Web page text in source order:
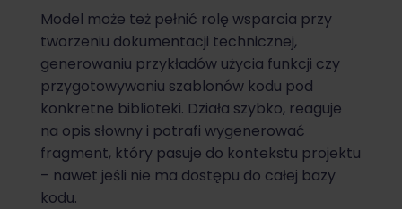
Model może też pełnić rolę wsparcia przy
tworzeniu dokumentacji technicznej,
generowaniu przykładów użycia funkcji czy
przygotowywaniu szablonów kodu pod
konkretne biblioteki. Działa szybko, reaguje
na opis słowny i potrafi wygenerować
fragment, który pasuje do kontekstu projektu
– nawet jeśli nie ma dostępu do całej bazy
kodu.